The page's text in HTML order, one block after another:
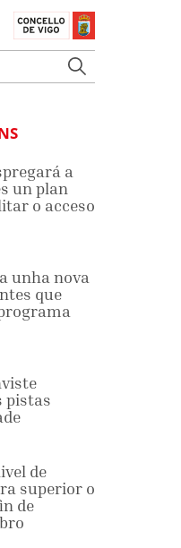
a
un plan
o acceso
unha nova
que
pistas
de
superior o
de